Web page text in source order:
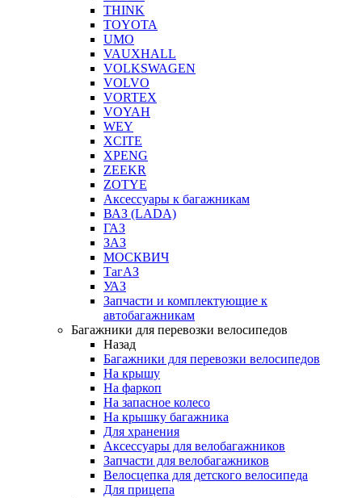
THINK
TOYOTA
UMO
VAUXHALL
VOLKSWAGEN
VOLVO
VORTEX
VOYAH
WEY
XCITE
XPENG
ZEEKR
ZOTYE
Аксессуары к багажникам
ВАЗ (LADA)
ГАЗ
ЗАЗ
МОСКВИЧ
ТагАЗ
УАЗ
Запчасти и комплектующие к
автобагажникам
Багажники для перевозки велосипедов
Назад
Багажники для перевозки велосипедов
На крышу
На фаркоп
На запасное колесо
На крышку багажника
Для хранения
Аксессуары для велобагажников
Запчасти для велобагажников
Велосцепка для детского велосипеда
Для прицепа